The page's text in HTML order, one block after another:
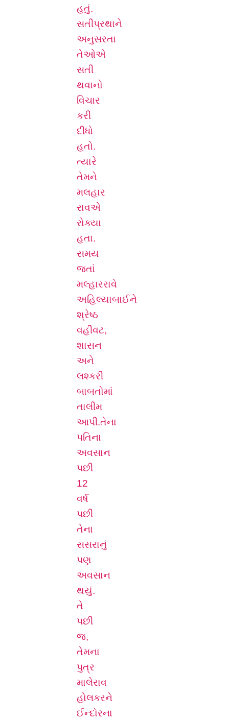
હતું.
સતીપ્રથાને
અનુસરતા
તેઓએ
સતી
થવાનો
વિચાર
કરી
દીધો
હતો.
ત્યારે
તેમને
મલહાર
રાવએ
રોક્યા
હતા.
સમય
જતાં
મલ્હારરાવે
અહિલ્યાબાઈને
શ્રેષ્ઠ
વહીવટ,
શાસન
અને
લશ્કરી
બાબતોમાં
તાલીમ
આપી.તેના
પતિના
અવસાન
પછી
12
વર્ષ
પછી
તેના
સસરાનું
પણ
અવસાન
થયું.
તે
પછી
જ,
તેમના
પુત્ર
માલેરાવ
હોલકરને
ઈન્દોરના